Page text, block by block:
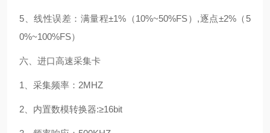
5、线性误差：满量程±1%（10%~50%FS）,逐点±2%（5
0%~100%FS）
六、进口高速采集卡
1、采集频率：2MHZ
2、内置数模转换器:≥16bit